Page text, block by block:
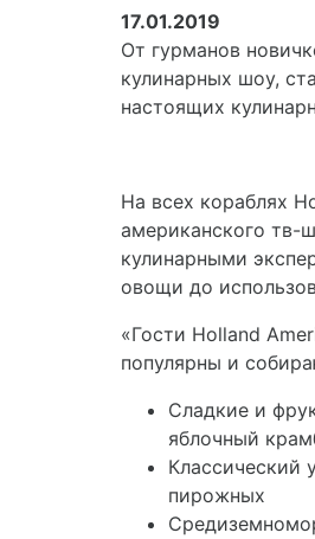
17.01.2019
От гурманов
кулинарных шоу,
настоящих
На всех кораблях
американского тв-
кулинарными
овощи до
«Гости Holland
популярны и
Сладкие и
яблочный
Классический
пирожных